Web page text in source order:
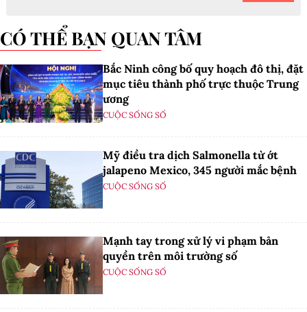
CÓ THỂ BẠN QUAN TÂM
Bắc Ninh công bố quy hoạch đô thị, đặt
mục tiêu thành phố trực thuộc Trung
ương
CUỘC SỐNG SỐ
Mỹ điều tra dịch Salmonella từ ớt
jalapeno Mexico, 345 người mắc bệnh
CUỘC SỐNG SỐ
Mạnh tay trong xử lý vi phạm bản
quyền trên môi trường số
CUỘC SỐNG SỐ